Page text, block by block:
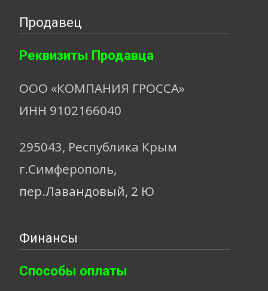
Продавец
Реквизиты Продавца
ООО «КОМПАНИЯ ГРОССА»
ИНН 9102166040
295043, Республика Крым
г.Симферополь,
пер.Лавандовый, 2 Ю
Финансы
Способы оплаты